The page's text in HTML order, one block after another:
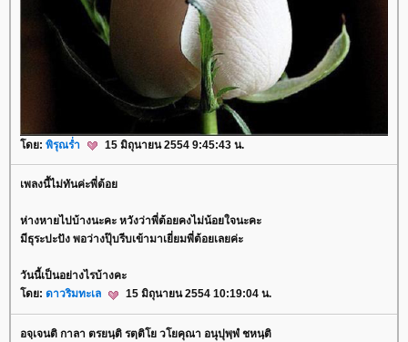
ดย: พิรุณร่ำ 15 มิถุนายน 2554 9:45:43 น.
เพลงนี้ไม่ทันค่ะพี่ต้อ
ห่างหายไปบ้างนะคะ หวังว่าพี่ต้อยคงไม่น้อยใจนะคะ
มีธุระปะปัง พอว่างปุ๊บรีบเข้ามาเยี่ยมพี่ต้อยเลยค่ะ
วันนี้เป็นอย่างไรบ้างคะ
ดย: ดาวริมทะเล 15 มิถุนายน 2554 10:19:04 น.
อจฺเจนติ กาลา ตรยนฺติ รตฺติโย วโยคุณา อนุปุพฺพํ ชหนฺติ